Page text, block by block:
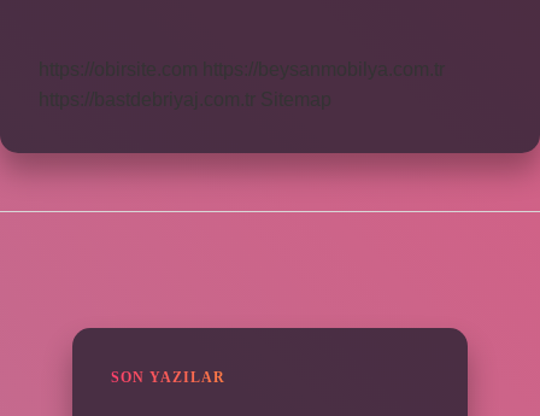
https://obirsite.com
https://beysanmobilya.com.tr
https://bastdebriyaj.com.tr Sitemap
SON YAZILAR